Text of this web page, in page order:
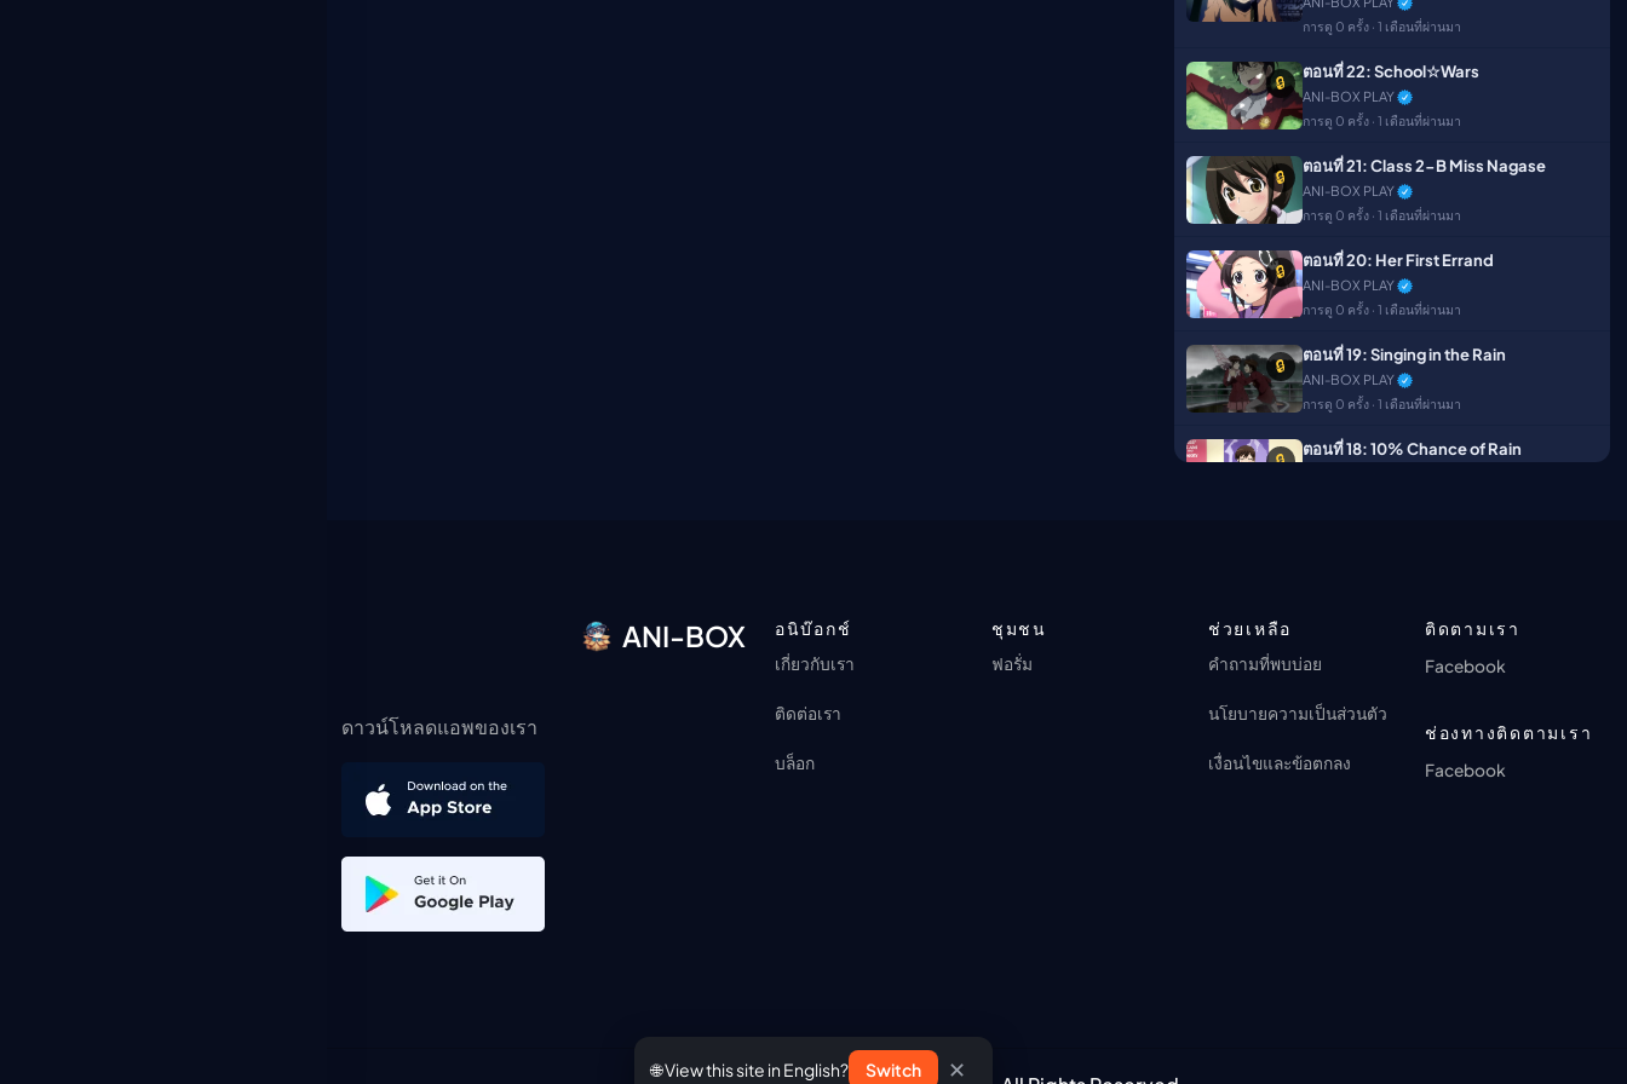
การดู 0 ครั้ง · 1 เดือนที่ผ่านมา
🔒
ตอนที่ 22: School☆Wars
ANI-BOX PLAY
การดู 0 ครั้ง · 1 เดือนที่ผ่านมา
🔒
ตอนที่ 21: Class 2-B Miss Nagase
ANI-BOX PLAY
การดู 0 ครั้ง · 1 เดือนที่ผ่านมา
🔒
ตอนที่ 20: Her First Errand
ANI-BOX PLAY
การดู 0 ครั้ง · 1 เดือนที่ผ่านมา
🔒
ตอนที่ 19: Singing in the Rain
ANI-BOX PLAY
การดู 0 ครั้ง · 1 เดือนที่ผ่านมา
🔒
ตอนที่ 18: 10% Chance of Rain
การดู 0 ครั้ง · 1 เดือนที่ผ่านมา
ANI-BOX
ดาวน์โหลดแอพของเรา
อนิบ๊อกช์
เกี่ยวกับเรา
ติดต่อเรา
บล็อก
ชุมชน
ฟอรั่ม
ช่วยเหลือ
คำถามที่พบบ่อย
นโยบายความเป็นส่วนตัว
เงื่อนไขและข้อตกลง
ติดตามเรา
Facebook
ช่องทางติดตามเรา
Facebook
🌐 View this site in English? Switch ✕